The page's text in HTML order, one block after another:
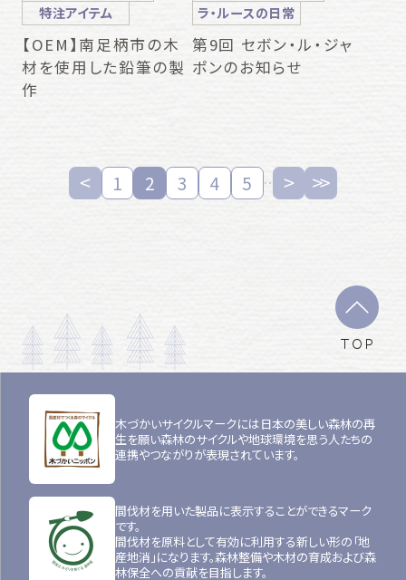
特注アイテム
【OEM】南足柄市の木
材を使用した鉛筆の製
作
ラ・ルースの日常
第9回 セボン・ル・ジャ
ポンのお知らせ
1 2 3 4 5
TOP
木づかいサイクルマークには日本の美しい森林の再
生を願い森林のサイクルや地球環境を思う人たちの
連携やつながりが表現されています。
間伐材を用いた製品に表示することができるマーク
です。
間伐材を原料として有効に利用する新しい形の「地
産地消」になります。森林整備や木材の育成および森
林保全への貢献を目指します。